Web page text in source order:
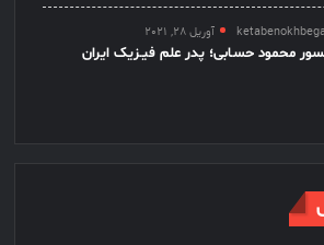
آوریل 28, 2021
محمود حسـابی؛ پدر علم فیـزیک ایران